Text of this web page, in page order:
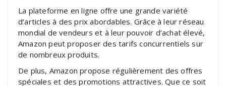
La plateforme en ligne offre une grande variété
d’articles à des prix abordables. Grâce à leur réseau
mondial de vendeurs et à leur pouvoir d’achat élevé,
Amazon peut proposer des tarifs concurrentiels sur
de nombreux produits.
De plus, Amazon propose régulièrement des offres
spéciales et des promotions attractives. Que ce soit